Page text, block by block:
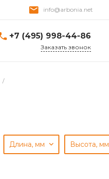
info@arbonia.net
+7 (495) 998-44-86
Заказать звонок
/
Длина, мм Высота, мм